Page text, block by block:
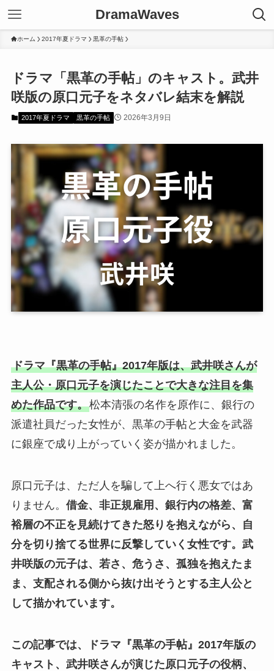
DramaWaves
ホーム 2017年夏ドラマ 黒革の手帖
ドラマ「黒革の手帖」のキャスト。武井
咲版の原口元子をネタバレ結末を解説
2017年夏ドラマ 黒革の手帖 2026年3月9日
ドラマ『黒革の手帖』2017年版は、武井咲さんが
主人公・原口元子を演じたことで大きな注目を集
めた作品です。松本清張の名作を原作に、銀行の
派遣社員だった女性が、黒革の手帖と大金を武器
に銀座で成り上がっていく姿が描かれました。
原口元子は、ただ人を騙して上へ行く悪女ではあ
りません。 借金、非正規雇用、銀行内の格差、富
裕層の不正を見続けてきた怒りを抱えながら、自
分を切り捨てる世界に反撃していく女性です。 武
井咲版の元子は、若さ、危うさ、孤独を抱えたま
ま、支配される側から抜け出そうとする主人公と
して描かれています。
この記事では、ドラマ『黒革の手帖』2017年版の
キャスト、武井咲さんが演じた原口元子の役柄、